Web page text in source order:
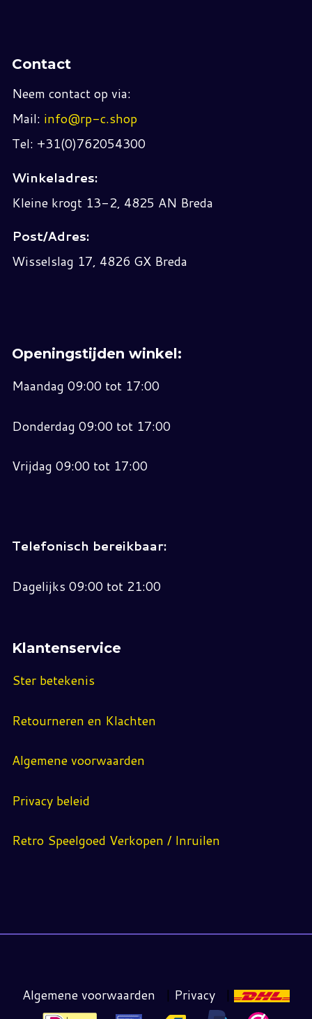
Contact
Neem contact op via:
Mail: info@rp-c.shop
Tel: +31(0)762054300
Winkeladres:
Kleine krogt 13-2, 4825 AN Breda
Post/Adres:
Wisselslag 17, 4826 GX Breda
Openingstijden winkel:
Maandag 09:00 tot 17:00
Donderdag 09:00 tot 17:00
Vrijdag 09:00 tot 17:00
Telefonisch bereikbaar:
Dagelijks 09:00 tot 21:00
Klantenservice
Ster betekenis
Retourneren en Klachten
Algemene voorwaarden
Privacy beleid
Retro Speelgoed Verkopen / Inruilen
Algemene voorwaarden | Privacy |